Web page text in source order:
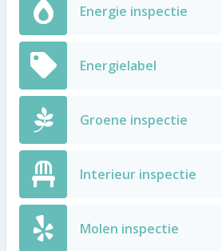
Energie inspectie
Energielabel
Groene inspectie
Interieur inspectie
Molen inspectie